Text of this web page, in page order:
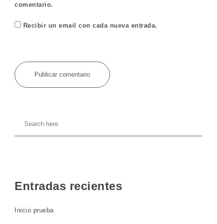
comentario.
Recibir un email con cada nueva entrada.
Entradas recientes
Inicio prueba